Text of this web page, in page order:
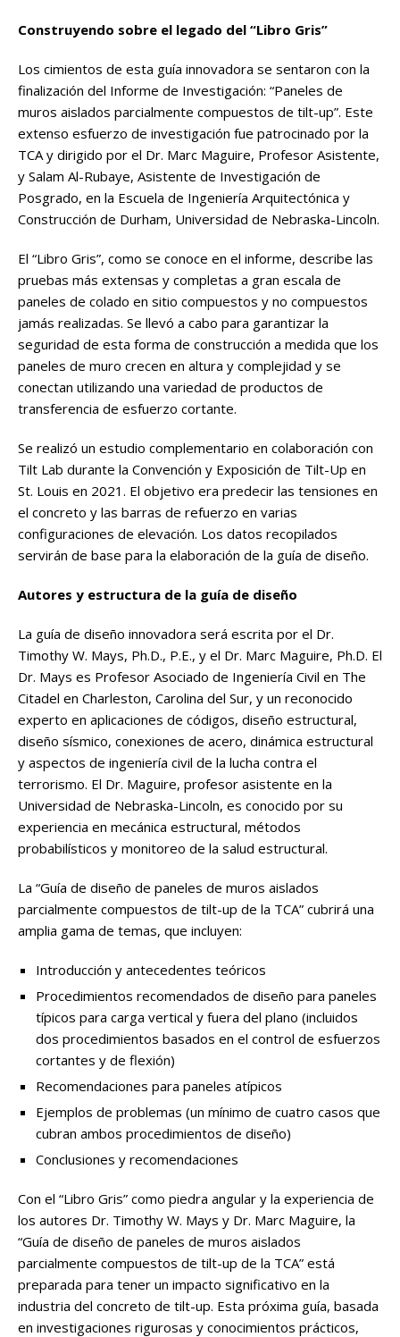
Construyendo sobre el legado del “Libro Gris”
Los cimientos de esta guía innovadora se sentaron con la
finalización del Informe de Investigación: “Paneles de
muros aislados parcialmente compuestos de tilt-up”. Este
extenso esfuerzo de investigación fue patrocinado por la
TCA y dirigido por el Dr. Marc Maguire, Profesor Asistente,
y Salam Al-Rubaye, Asistente de Investigación de
Posgrado, en la Escuela de Ingeniería Arquitectónica y
Construcción de Durham, Universidad de Nebraska-Lincoln.
El “Libro Gris”, como se conoce en el informe, describe las
pruebas más extensas y completas a gran escala de
paneles de colado en sitio compuestos y no compuestos
jamás realizadas. Se llevó a cabo para garantizar la
seguridad de esta forma de construcción a medida que los
paneles de muro crecen en altura y complejidad y se
conectan utilizando una variedad de productos de
transferencia de esfuerzo cortante.
Se realizó un estudio complementario en colaboración con
Tilt Lab durante la Convención y Exposición de Tilt-Up en
St. Louis en 2021. El objetivo era predecir las tensiones en
el concreto y las barras de refuerzo en varias
configuraciones de elevación. Los datos recopilados
servirán de base para la elaboración de la guía de diseño.
Autores y estructura de la guía de diseño
La guía de diseño innovadora será escrita por el Dr.
Timothy W. Mays, Ph.D., P.E., y el Dr. Marc Maguire, Ph.D. El
Dr. Mays es Profesor Asociado de Ingeniería Civil en The
Citadel en Charleston, Carolina del Sur, y un reconocido
experto en aplicaciones de códigos, diseño estructural,
diseño sísmico, conexiones de acero, dinámica estructural
y aspectos de ingeniería civil de la lucha contra el
terrorismo. El Dr. Maguire, profesor asistente en la
Universidad de Nebraska-Lincoln, es conocido por su
experiencia en mecánica estructural, métodos
probabilísticos y monitoreo de la salud estructural.
La “Guía de diseño de paneles de muros aislados
parcialmente compuestos de tilt-up de la TCA” cubrirá una
amplia gama de temas, que incluyen:
Introducción y antecedentes teóricos
Procedimientos recomendados de diseño para paneles
típicos para carga vertical y fuera del plano (incluidos
dos procedimientos basados en el control de esfuerzos
cortantes y de flexión)
Recomendaciones para paneles atípicos
Ejemplos de problemas (un mínimo de cuatro casos que
cubran ambos procedimientos de diseño)
Conclusiones y recomendaciones
Con el “Libro Gris” como piedra angular y la experiencia de
los autores Dr. Timothy W. Mays y Dr. Marc Maguire, la
“Guía de diseño de paneles de muros aislados
parcialmente compuestos de tilt-up de la TCA” está
preparada para tener un impacto significativo en la
industria del concreto de tilt-up. Esta próxima guía, basada
en investigaciones rigurosas y conocimientos prácticos,